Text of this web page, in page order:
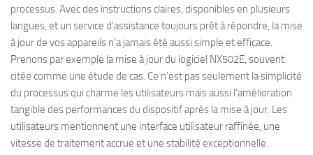
processus. Avec des instructions claires, disponibles en plusieurs
langues, et un service d’assistance toujours prêt à répondre, la mise
à jour de vos appareils n’a jamais été aussi simple et efficace.
Prenons par exemple la mise à jour du logiciel NX502E, souvent
citée comme une étude de cas. Ce n’est pas seulement la simplicité
du processus qui charme les utilisateurs mais aussi l’amélioration
tangible des performances du dispositif après la mise à jour. Les
utilisateurs mentionnent une interface utilisateur raffinée, une
vitesse de traitement accrue et une stabilité exceptionnelle.